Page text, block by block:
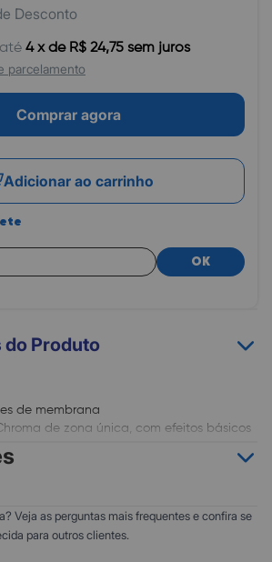
Desconto
4 x de R$ 24,75 sem juros
parcelamento
Comprar agora
Adicionar ao carrinho
OK
Produto
de membrana
de zona única, com efeitos básicos
de cores customizáveis
Synapse 3
programáveis.
Veja as perguntas mais frequentes e confira se
para outros clientes.